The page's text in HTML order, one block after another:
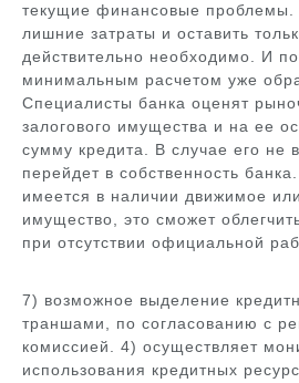
текущие финансовые проблемы.
лишние затраты и оставить
действительно необходимо. И
минимальным расчетом уже
Специалисты банка оценят
залогового имущества и на ее
сумму кредита. В случае его не
перейдет в собственность
имеется в наличии движимое
имущество, это сможет
при отсутствии официальной
7) возможное выделение
траншами, по согласованию с
комиссией. 4) осуществляет
использования кредитных